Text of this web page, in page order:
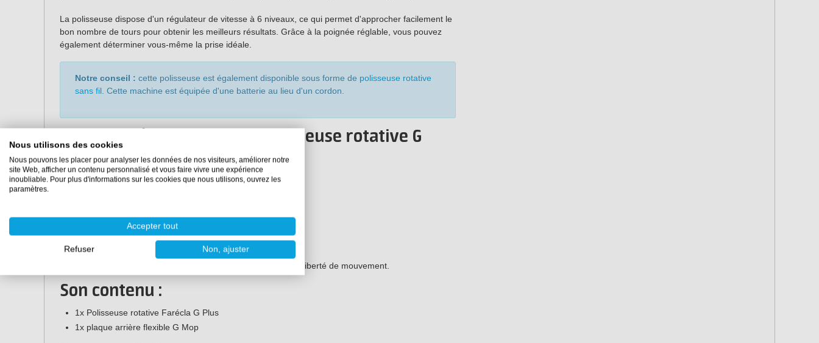
La polisseuse dispose d'un régulateur de vitesse à 6 niveaux, ce qui permet d'approcher facilement le
bon nombre de tours pour obtenir les meilleurs résultats. Grâce à la poignée réglable, vous pouvez
également déterminer vous-même la prise idéale.
Notre conseil : cette polisseuse est également disponible sous forme de polisseuse rotative
sans fil . Cette machine est équipée d'une batterie au lieu d'un cordon.
Les caractéristiques de la polisseuse rotative G
plus :
Puissant moteur de 800 W.
6 réglages de vitesse.
Génération de chaleur minimale.
Convient aux tampons de 150 mm et 200 mm.
Câble d'alimentation long (5 mètres) pour une plus grande liberté de mouvement.
Son contenu :
1x Polisseuse rotative Farécla G Plus
1x plaque arrière flexible G Mop
Nous utilisons des cookies
Nous pouvons les placer pour analyser les données de nos visiteurs, améliorer notre
site Web, afficher un contenu personnalisé et vous faire vivre une expérience
inoubliable. Pour plus d'informations sur les cookies que nous utilisons, ouvrez les
paramètres.
Accepter tout
Refuser Non, ajuster